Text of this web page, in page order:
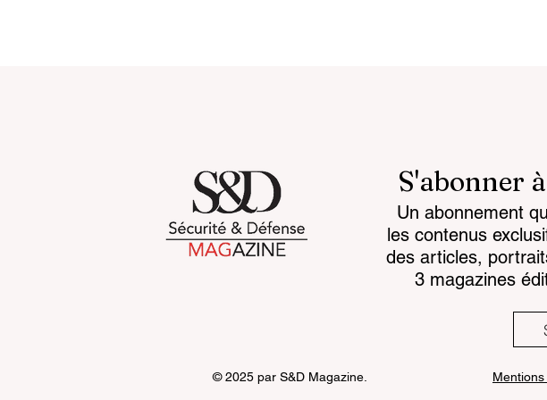
Customs 2030: a new era
Cognitive battlespace the
CCP's war for the mind
S'abonner
Un abonnement
les contenus
des articles,
3 magazines
© 2025 par S&D Magazine.